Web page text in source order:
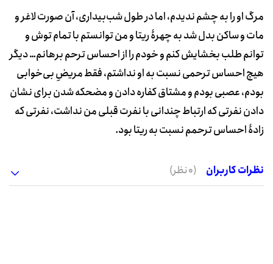
مرگ او را به چشم ندیدم، اما در طول شب‌بیداری، آن صورت لاغر و
مات و ساکن بدل شد به چهرۀ ریتا و من توانستم با تمام توش و
توانم طلب بخشایش کنم و خودم را از احساس ترحم برهانم… دیگر
هیچ احساس ترحمی نسبت به او نداشتم، فقط مریضِ بی‌خوابی
بودم، عصبی بودم و مشتاق کفاره دادن و مضحکه شدن برای نشان
دادن نفرتی که ارتباط چندانی با نفرت قبلی من نداشت، نفرتی که
زادۀ احساس ترحمم نسبت به ریتا بود.
نظرات کاربران (0 نظر)